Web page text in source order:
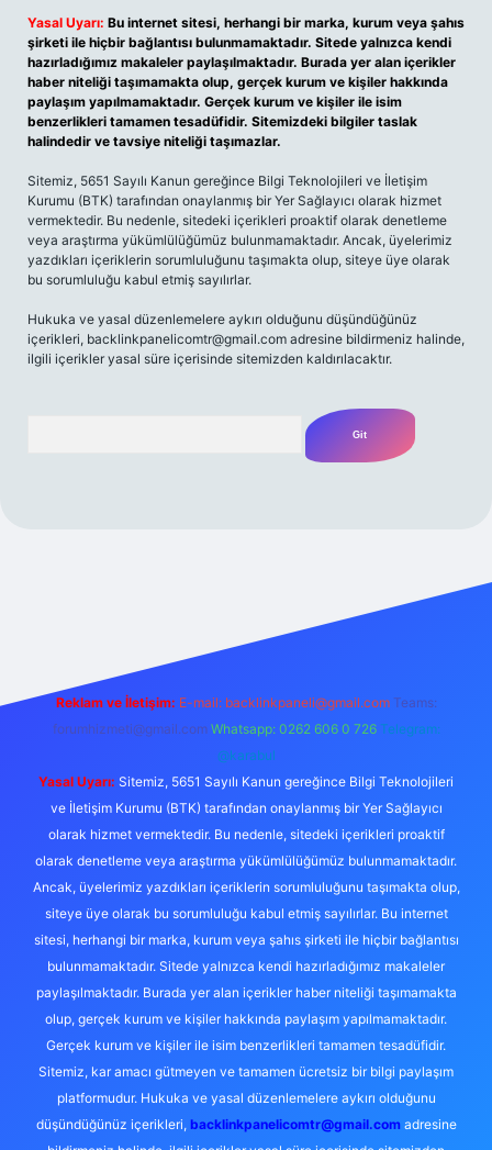
Yasal Uyarı: Bu internet sitesi, herhangi bir marka, kurum veya şahıs
şirketi ile hiçbir bağlantısı bulunmamaktadır. Sitede yalnızca kendi
hazırladığımız makaleler paylaşılmaktadır. Burada yer alan içerikler
haber niteliği taşımamakta olup, gerçek kurum ve kişiler hakkında
paylaşım yapılmamaktadır. Gerçek kurum ve kişiler ile isim
benzerlikleri tamamen tesadüfidir. Sitemizdeki bilgiler taslak
halindedir ve tavsiye niteliği taşımazlar.
Sitemiz, 5651 Sayılı Kanun gereğince Bilgi Teknolojileri ve İletişim
Kurumu (BTK) tarafından onaylanmış bir Yer Sağlayıcı olarak hizmet
vermektedir. Bu nedenle, sitedeki içerikleri proaktif olarak denetleme
veya araştırma yükümlülüğümüz bulunmamaktadır. Ancak, üyelerimiz
yazdıkları içeriklerin sorumluluğunu taşımakta olup, siteye üye olarak
bu sorumluluğu kabul etmiş sayılırlar.
Hukuka ve yasal düzenlemelere aykırı olduğunu düşündüğünüz
içerikleri, backlinkpanelicomtr@gmail.com adresine bildirmeniz halinde,
ilgili içerikler yasal süre içerisinde sitemizden kaldırılacaktır.
Reklam ve İletişim: E-mail: backlinkpaneli@gmail.com Teams:
forumhizmeti@gmail.com Whatsapp: 0262 606 0 726 Telegram:
@karabul
Yasal Uyarı: Sitemiz, 5651 Sayılı Kanun gereğince Bilgi Teknolojileri
ve İletişim Kurumu (BTK) tarafından onaylanmış bir Yer Sağlayıcı
olarak hizmet vermektedir. Bu nedenle, sitedeki içerikleri proaktif
olarak denetleme veya araştırma yükümlülüğümüz bulunmamaktadır.
Ancak, üyelerimiz yazdıkları içeriklerin sorumluluğunu taşımakta olup,
siteye üye olarak bu sorumluluğu kabul etmiş sayılırlar. Bu internet
sitesi, herhangi bir marka, kurum veya şahıs şirketi ile hiçbir bağlantısı
bulunmamaktadır. Sitede yalnızca kendi hazırladığımız makaleler
paylaşılmaktadır. Burada yer alan içerikler haber niteliği taşımamakta
olup, gerçek kurum ve kişiler hakkında paylaşım yapılmamaktadır.
Gerçek kurum ve kişiler ile isim benzerlikleri tamamen tesadüfidir.
Sitemiz, kar amacı gütmeyen ve tamamen ücretsiz bir bilgi paylaşım
platformudur. Hukuka ve yasal düzenlemelere aykırı olduğunu
düşündüğünüz içerikleri, backlinkpanelicomtr@gmail.comadresine